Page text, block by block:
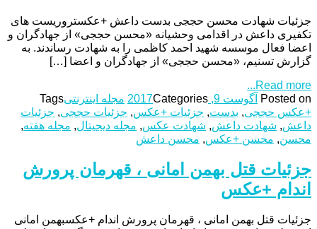
جزئیات شهادت محسن حججی بدست داعش +عکستروریست های
تکفیری داعش در اقدامی وحشیانه «محسن حججی» از جهادگران و
اعضا فعال موسسه شهید احمد کاظمی را به شهادت رساندند. به
گزارش تسنیم، «محسن حججی» از جهادگران و اعضا […]
Read more...
Posted on آگوست 9, 2017 Categories مجله اینترنتیTags
+عکس حججی, بدست, جزئیات +عکس, جزئیات حججی, جزئیات
داعش, شهادت داعش, شهادت عکس, مجله دیجیتال, مجله هفته,
محسن, محسن +عکس, محسن داعش
جزئیات قتل بهمن امانی ، قهرمان پرورش
اندام +عکس
جزئیات قتل بهمن امانی ، قهرمان پرورش اندام +عکسبهمن امانی